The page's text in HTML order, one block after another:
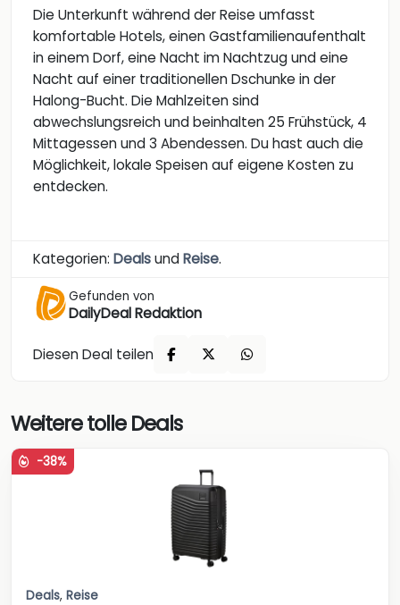
Die Unterkunft während der Reise umfasst
komfortable Hotels, einen Gastfamilienaufenthalt
in einem Dorf, eine Nacht im Nachtzug und eine
Nacht auf einer traditionellen Dschunke in der
Halong-Bucht. Die Mahlzeiten sind
abwechslungsreich und beinhalten 25 Frühstück, 4
Mittagessen und 3 Abendessen. Du hast auch die
Möglichkeit, lokale Speisen auf eigene Kosten zu
entdecken.
Kategorien: DealsundReise.
Gefunden von
DailyDeal Redaktion
Diesen Deal teilen
Weitere tolle Deals
-38%
Deals, Reise